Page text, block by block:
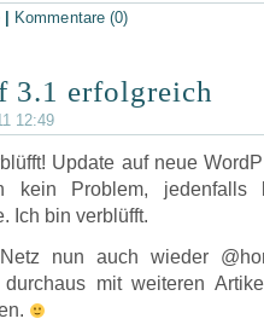
Kommentare (0)
3.1 erfolgreich
12:49
Update auf neue
kein Problem,
Ich bin verblüfft.
nun auch wieder
mit weiteren